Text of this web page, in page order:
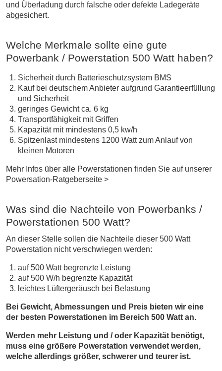
und Überladung durch falsche oder defekte Ladegeräte
abgesichert.
Welche Merkmale sollte eine gute
Powerbank / Powerstation 500 Watt haben?
Sicherheit durch Batterieschutzsystem BMS
Kauf bei deutschem Anbieter aufgrund Garantieerfüllung
und Sicherheit
geringes Gewicht ca. 6 kg
Transportfähigkeit mit Griffen
Kapazität mit mindestens 0,5 kw/h
Spitzenlast mindestens 1200 Watt zum Anlauf von
kleinen Motoren
Mehr Infos über alle Powerstationen finden Sie auf unserer
Powersation-Ratgeberseite >
Was sind die Nachteile von Powerbanks /
Powerstationen 500 Watt?
An dieser Stelle sollen die Nachteile dieser 500 Watt
Powerstation nicht verschwiegen werden:
auf 500 Watt begrenzte Leistung
auf 500 W/h begrenzte Kapazität
leichtes Lüftergeräusch bei Belastung
Bei Gewicht, Abmessungen und Preis bieten wir eine
der besten Powerstationen im Bereich 500 Watt an.
Werden mehr Leistung und / oder Kapazität benötigt,
muss eine größere Powerstation verwendet werden,
welche allerdings größer, schwerer und teurer ist.